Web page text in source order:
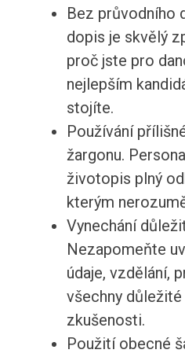
Bez průvodního
dopis je skvělý
proč jste pro
nejlepším
stojíte.
Používání
žargonu.
životopis plný
kterým
Vynechání
Nezapomeňte
údaje, vzdělání,
všechny
zkušenosti.
Použití obecné